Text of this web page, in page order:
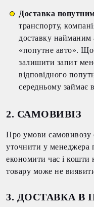
Доставка
транспорту,
доставку найманим
«попутне авто».
залишити запит
відповідного
середньому займає
2. САМОВИВІЗ
Про умови самовивозу
уточнити у менеджера
економити час і кошти
товару може не
3. ДОСТАВКА В